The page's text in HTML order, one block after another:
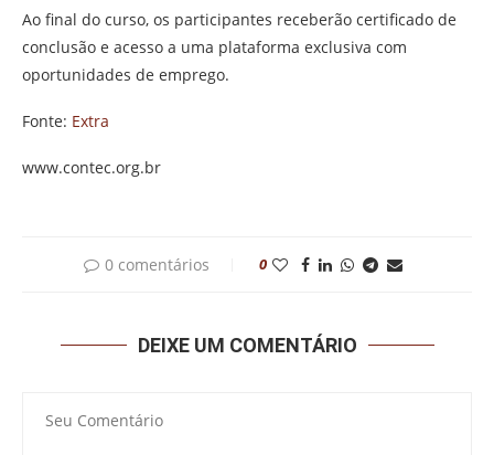
Ao final do curso, os participantes receberão certificado de
conclusão e acesso a uma plataforma exclusiva com
oportunidades de emprego.
Fonte: Extra
www.contec.org.br
0 comentários 0
DEIXE UM COMENTÁRIO